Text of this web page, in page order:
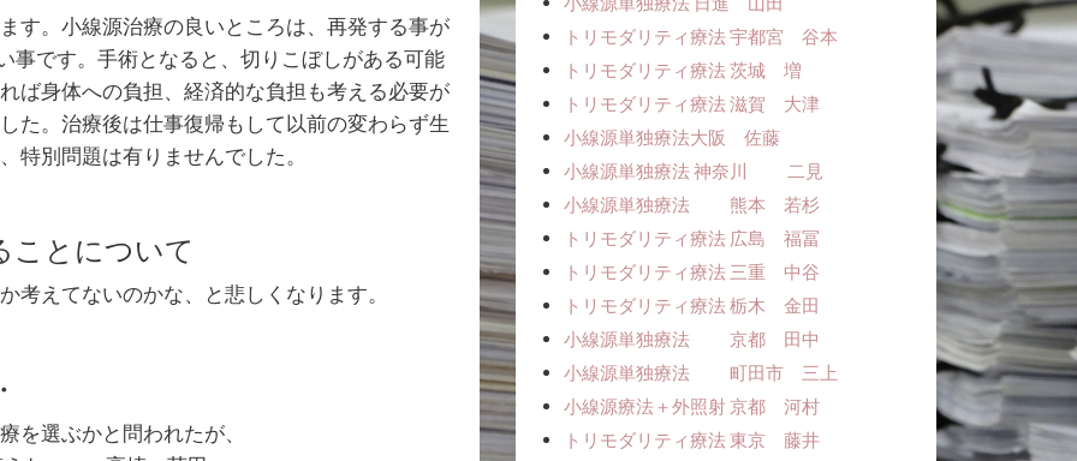
す。小線源治療の良いところは、再発する事が
事です。手術となると、切りこぼしがある可能
ば身体への負担、経済的な負担も考える必要が
た。治療後は仕事復帰もして以前の変わらず生
特別問題は有りませんでした。
ことについて
考えてないのかな、と悲しくなります。
を選ぶかと問われたが、
トリモダリティ療法 宇都宮 谷本
トリモダリティ療法 茨城 増
トリモダリティ療法 滋賀 大津
小線源単独療法ㅤㅤ大阪 佐藤
小線源単独療法 神奈川 二見
小線源単独療法 熊本 若杉
トリモダリティ療法 広島 福冨
トリモダリティ療法 三重 中谷
トリモダリティ療法 栃木 金田
小線源単独療法 京都 田中
小線源単独療法 町田市 三上
小線源療法＋外照射 京都 河村
トリモダリティ療法 東京 藤井